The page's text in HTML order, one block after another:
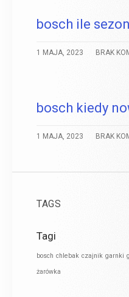
bosch ile
1 MAJA, 2023 BRAK
bosch kiedy
1 MAJA, 2023 BRAK
TAGS
Tagi
bosch chlebak czajnik garnki
żarówka